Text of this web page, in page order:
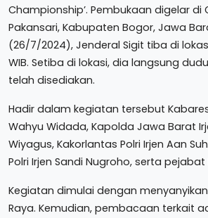
Championship’. Pembukaan digelar di
Pakansari, Kabupaten Bogor, Jawa
(26/7/2024), Jenderal Sigit tiba di
WIB. Setiba di lokasi, dia langsung
telah disediakan.
Hadir dalam kegiatan tersebut
Wahyu Widada, Kapolda Jawa Barat
Wiyagus, Kakorlantas Polri Irjen Aan
Polri Irjen Sandi Nugroho, serta pejabat
Kegiatan dimulai dengan
Raya. Kemudian, pembacaan terkait